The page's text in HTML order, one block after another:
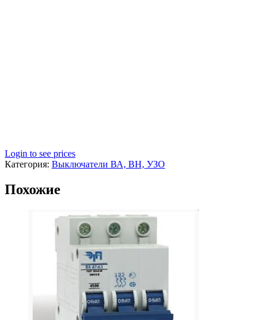
Login to see prices
Категория: Выключатели ВА, ВН, УЗО
Похожие